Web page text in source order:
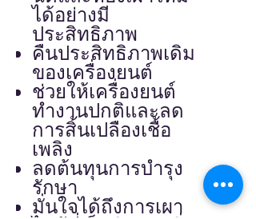
ได้อย่างมี
ประสิทธิภาพ
คืนประสิทธิภาพเดิม
ของเครื่องยนต์
ช่วยให้เครื่องยนต์
ทำงานปกติและลด
การสิ้นเปลืองเชื้อ
เพลิง
ลดต้นทุนการบำรุง
รักษา
มั่นใจได้ถึงการเผา